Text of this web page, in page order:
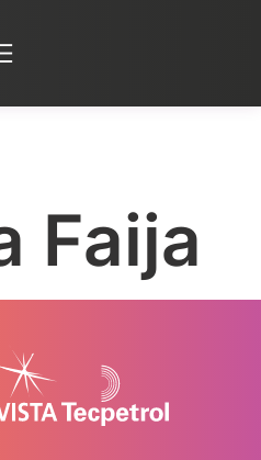
Faija